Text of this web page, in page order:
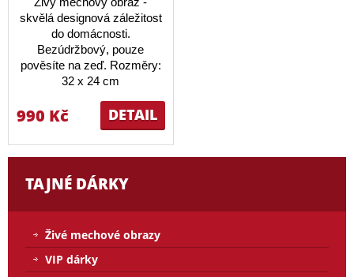
skvělá designová záležitost
do domácnosti.
Bezúdržbový, pouze
pověsíte na zeď. Rozměry:
32 x 24 cm
DETAIL
990 Kč
TAJNÉ DÁRKY
Živé mechové obrazy
VIP dárky